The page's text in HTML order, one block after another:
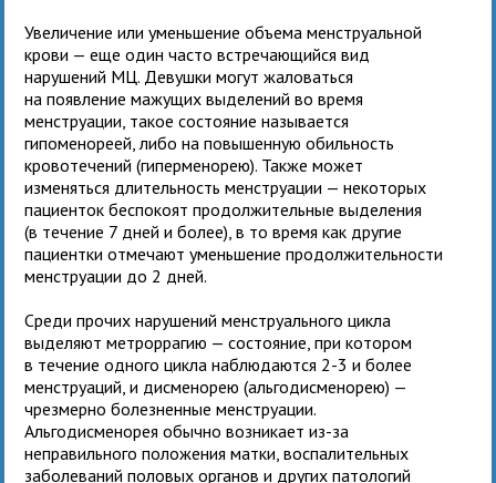
Увеличение или уменьшение объема менструальной
крови — еще один часто встречающийся вид
нарушений МЦ. Девушки могут жаловаться
на появление мажущих выделений во время
менструации, такое состояние называется
гипоменореей, либо на повышенную обильность
кровотечений (гиперменорею). Также может
изменяться длительность менструации — некоторых
пациенток беспокоят продолжительные выделения
(в течение 7 дней и более), в то время как другие
пациентки отмечают уменьшение продолжительности
менструации до 2 дней.
Среди прочих нарушений менструального цикла
выделяют метроррагию — состояние, при котором
в течение одного цикла наблюдаются 2-3 и более
менструаций, и дисменорею (альгодисменорею) —
чрезмерно болезненные менструации.
Альгодисменорея обычно возникает из-за
неправильного положения матки, воспалительных
заболеваний половых органов и других патологий